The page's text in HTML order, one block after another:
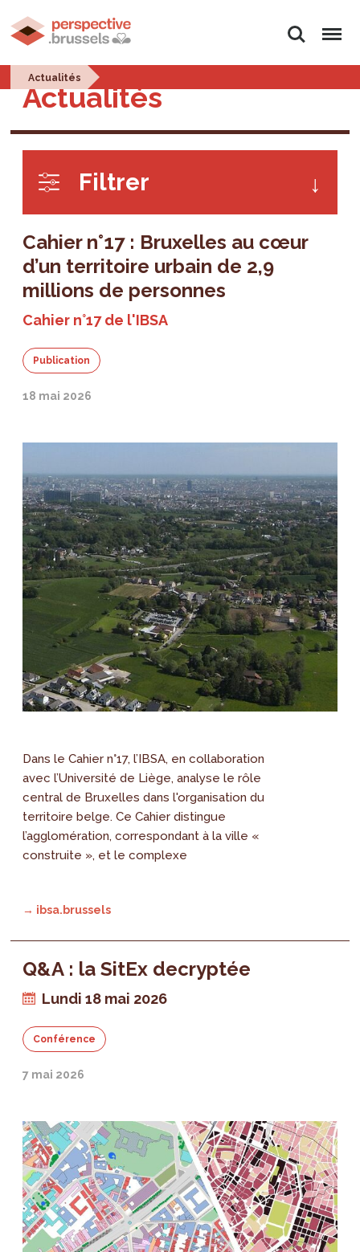
Rechercher
Menu
Actualités
Actualités
Filtrer
Cahier n°17 : Bruxelles au cœur
d’un territoire urbain de 2,9
millions de personnes
Cahier n°17 de l'IBSA
Publication
18 mai 2026
Dans le Cahier n°17, l’IBSA, en collaboration
avec l’Université de Liège, analyse le rôle
central de Bruxelles dans l'organisation du
territoire belge. Ce Cahier distingue
l’agglomération, correspondant à la ville «
construite », et le complexe
→ ibsa.brussels
Q&A : la SitEx decryptée
Lundi 18 mai 2026
Conférence
7 mai 2026